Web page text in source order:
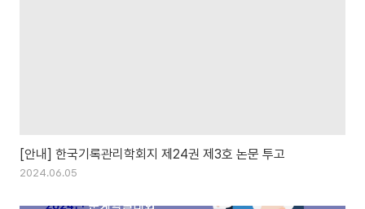
[안내] 한국기록관리학회지 제24권 제3호 논문 투고
2024.06.05